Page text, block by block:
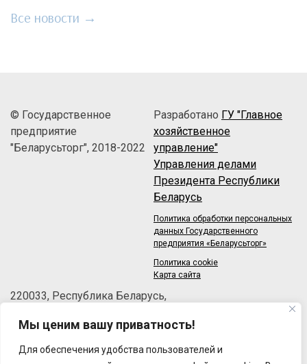
Мы ценим вашу приватность!
Для обеспечения удобства пользователей и
Все новости →
© Государственное
предприятие
"Беларусьторг", 2018-2022
Разработано ГУ "Главное
хозяйственное
управление"
Управления делами
Президента Республики
Беларусь
Политика обработки персональных
данных Государственного
предприятия «Беларусьторг»
Политика cookie
Карта сайта
220033, Республика Беларусь,
Телефон: +375 (17) 215-63-33
Факс: +375 (17) 270-30-50